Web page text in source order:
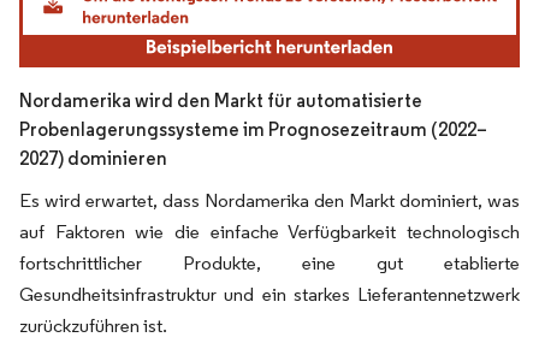
Nordamerika wird den Markt für automatisierte
Probenlagerungssysteme im Prognosezeitraum (2022–
2027) dominieren
Es wird erwartet, dass Nordamerika den Markt dominiert, was
auf Faktoren wie die einfache Verfügbarkeit technologisch
fortschrittlicher Produkte, eine gut etablierte
Gesundheitsinfrastruktur und ein starkes Lieferantennetzwerk
zurückzuführen ist.